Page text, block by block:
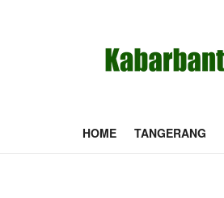
HOME TANGERANG